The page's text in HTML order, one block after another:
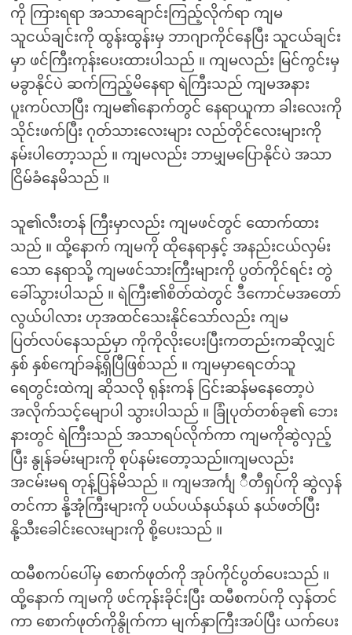
ကို ကြားရရာ အသာချောင်းကြည့်လိုက်ရာ ကျမ
သူငယ်ချင်းကို ထွန်းထွန်းမှ ဘာဂျာကိုင်နေပြီး သူငယ်ချင်း
မှာ ဖင်ကြီးကုန်းပေးထားပါသည် ။ ကျမလည်း မြင်ကွင်းမှ
မခွာနိုင်ပဲ ဆက်ကြည့်မိနေရာ ရဲကြီးသည် ကျမအနား
ပူးကပ်လာပြီး ကျမ၏နောက်တွင် နေရာယူကာ ခါးလေးကို
သိုင်းဖက်ပြီး ဂုတ်သားလေးများ လည်တိုင်လေးများကို
နမ်းပါတော့သည် ။ ကျမလည်း ဘာမျှမပြောနိုင်ပဲ အသာ
ငြိမ်ခံနေမိသည် ။
သူ၏လီးတန် ကြီးမှာလည်း ကျမဖင်တွင် ထောက်ထား
သည် ။ ထို့နောက် ကျမကို ထိုနေရာနှင့် အနည်းငယ်လှမ်း
သော နေရာသို့ ကျမဖင်သားကြီးများကို ပွတ်ကိုင်ရင်း တွဲ
ခေါ်သွားပါသည် ။ ရဲကြီး၏စိတ်ထဲတွင် ဒီကောင်မအတော်
လွယ်ပါလား ဟုအထင်သေးနိုင်သော်လည်း ကျမ
ပြတ်လပ်နေသည်မှာ ကိုကိုလိုးပေးပြီးကတည်းကဆိုလျှင်
နှစ် နှစ်ကျော်ခန့်ရှိပြီဖြစ်သည် ။ ကျမမှာရေငတ်သူ
ရေတွင်းထဲကျ ဆိုသလို ရုန်းကန် ငြင်းဆန်မနေတော့ပဲ
အလိုက်သင့်မျောပါ သွားပါသည် ။ ခြုံပုတ်တစ်ခု၏ ဘေး
နားတွင် ရဲကြီးသည် အသာရပ်လိုက်ကာ ကျမကိုဆွဲလှည့်
ပြီး နွုန်ခမ်းများကို စုပ်နမ်းတော့သည်။ကျမလည်း
အငမ်းမရ တုန့်ပြန်မိသည် ။ ကျမအင်္ကျ ီတီရှပ်ကို ဆွဲလှန်
တင်ကာ နို့အုံကြီးများကို ပယ်ပယ်နယ်နယ် နယ်ဖတ်ပြီး
နို့သီးခေါင်းလေးများကို စို့ပေးသည် ။
ထမီစကပ်ပေါ်မှ စောက်ဖုတ်ကို အုပ်ကိုင်ပွတ်ပေးသည် ။
ထို့နောက် ကျမကို ဖင်ကုန်းခိုင်းပြီး ထမီစကပ်ကို လှန်တင်
ကာ စောက်ဖုတ်ကိုနွိုက်ကာ မျက်နှာကြီးအပ်ပြီး ယက်ပေး